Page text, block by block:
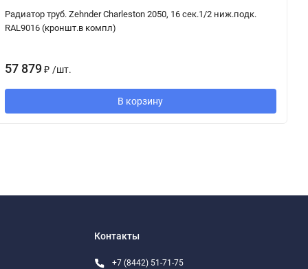
Радиатор труб. Zehnder Charleston 2050, 16 сек.1/2 ниж.подк.
RAL9016 (кроншт.в компл)
57 879 ₽ /шт.
В корзину
Контакты
+7 (8442) 51-71-75